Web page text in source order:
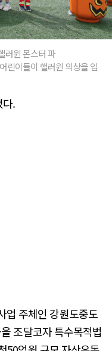
러윈 몬스터 파
이들이 핼러윈 의상을 입
.
업 주체인 강원도중도
조달코자 특수목적법